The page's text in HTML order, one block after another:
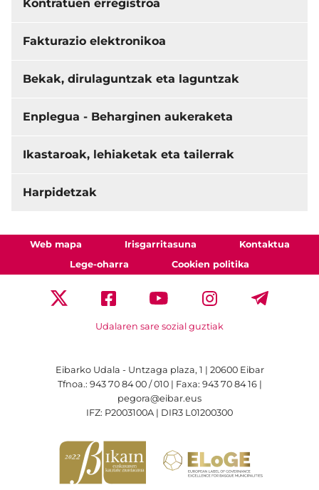
Kontratuen erregistroa
Fakturazio elektronikoa
Bekak, dirulaguntzak eta laguntzak
Enplegua - Beharginen aukeraketa
Ikastaroak, lehiaketak eta tailerrak
Harpidetzak
Web mapa Irisgarritasuna
Kontaktua
Lege-oharra
Cookien politika
Udalaren sare sozial guztiak
Eibarko Udala - Untzaga plaza, 1 | 20600 Eibar
Tfnoa.: 943 70 84 00 / 010 | Faxa: 943 70 84 16 |
pegora@eibar.eus
IFZ: P2003100A | DIR3 L01200300